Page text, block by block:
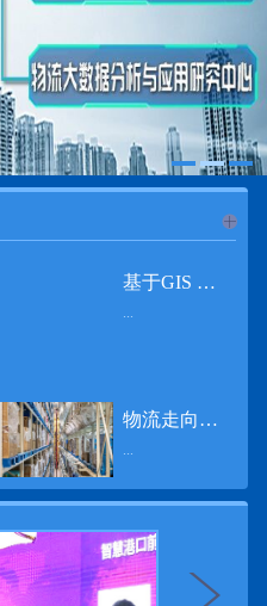
基于GIS 的小城市交通网络分析研究
...
物流走向未来的“魔法师”
...